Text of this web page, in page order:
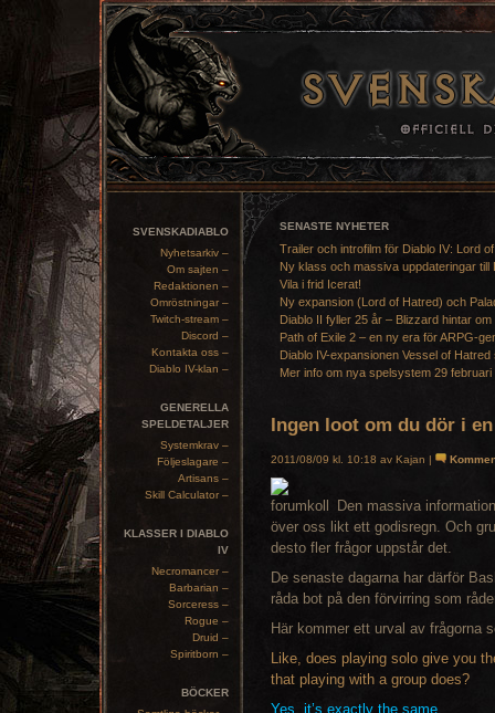
SVENSKADIABLO
Nyhetsarkiv –
Om sajten –
Redaktionen –
Omröstningar –
Twitch-stream –
Discord –
Kontakta oss –
Diablo IV-klan –
GENERELLA
SPELDETALJER
Systemkrav –
Följeslagare –
Artisans –
Skill Calculator –
KLASSER I DIABLO
IV
Necromancer –
Barbarian –
Sorceress –
Rogue –
Druid –
Spiritborn –
BÖCKER
SENASTE NYHETER
Trailer och introfilm för Diablo IV: Lord
Ny klass och massiva uppdateringar till
Vila i frid Icerat!
Ny expansion (Lord of Hatred) och
Diablo II fyller 25 år – Blizzard hintar om
Path of Exile 2 – en ny era för ARPG-
Diablo IV-expansionen Vessel of
Mer info om nya spelsystem 29 februari
Ingen loot om du dör i
2011/08/09 kl. 10:18 av Kajan |
Den massiva
över oss likt ett godisregn. Och
desto fler frågor uppstår det.
De senaste dagarna har därför
råda bot på den förvirring som
Här kommer ett urval av frågorna
Like, does playing solo give you
that playing with a group does?
Yes, it’s exactly the same.